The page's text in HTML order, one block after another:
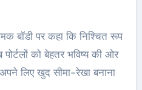
बॉडी पर कहा कि निश्चित रूप
को बेहतर भविष्य की ओर
लिए खुद सीमा-रेखा बनाना